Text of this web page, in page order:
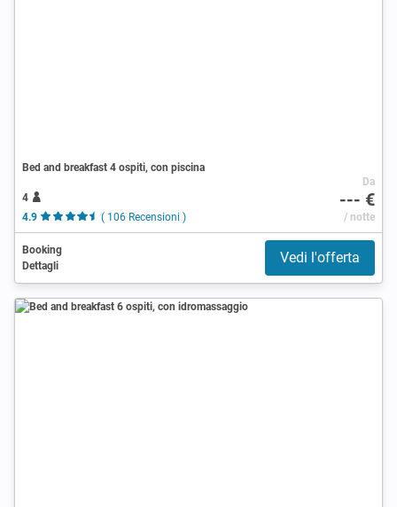
Bed and breakfast 4 ospiti, con piscina
4
4.9
( 106 Recensioni )
Da
--- €
/ notte
Booking
Dettagli
Vedi l'offerta